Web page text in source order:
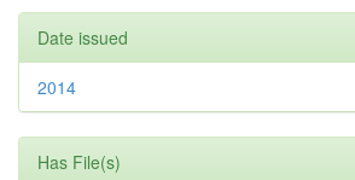
Date issued
2014
Has File(s)